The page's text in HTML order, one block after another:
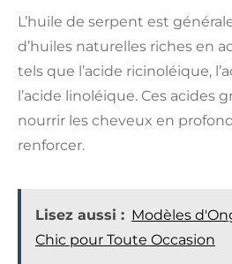
L’huile de serpent est
d’huiles naturelles riches en
tels que l’acide ricinoléique,
l’acide linoléique. Ces acides
nourrir les cheveux en
renforcer.
Lisez aussi : Modèles
Chic pour Toute Occasion